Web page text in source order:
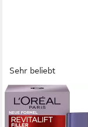
Sehr beliebt
L'ORÉAL PARIS
Nachtcreme
FILLER ANTI-AGE